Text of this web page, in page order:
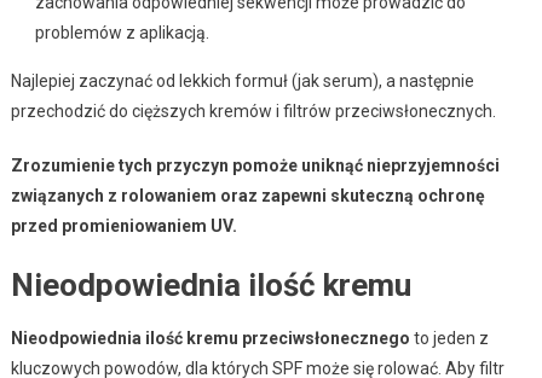
problemów z aplikacją.
Najlepiej zaczynać od lekkich formuł (jak serum), a następnie
przechodzić do cięższych kremów i filtrów przeciwsłonecznych.
Zrozumienie tych przyczyn pomoże uniknąć nieprzyjemności
związanych z rolowaniem oraz zapewni skuteczną ochronę
przed promieniowaniem UV.
Nieodpowiednia ilość kremu
Nieodpowiednia ilość kremu przeciwsłonecznego to jeden z
kluczowych powodów, dla których SPF może się rolować. Aby filtr